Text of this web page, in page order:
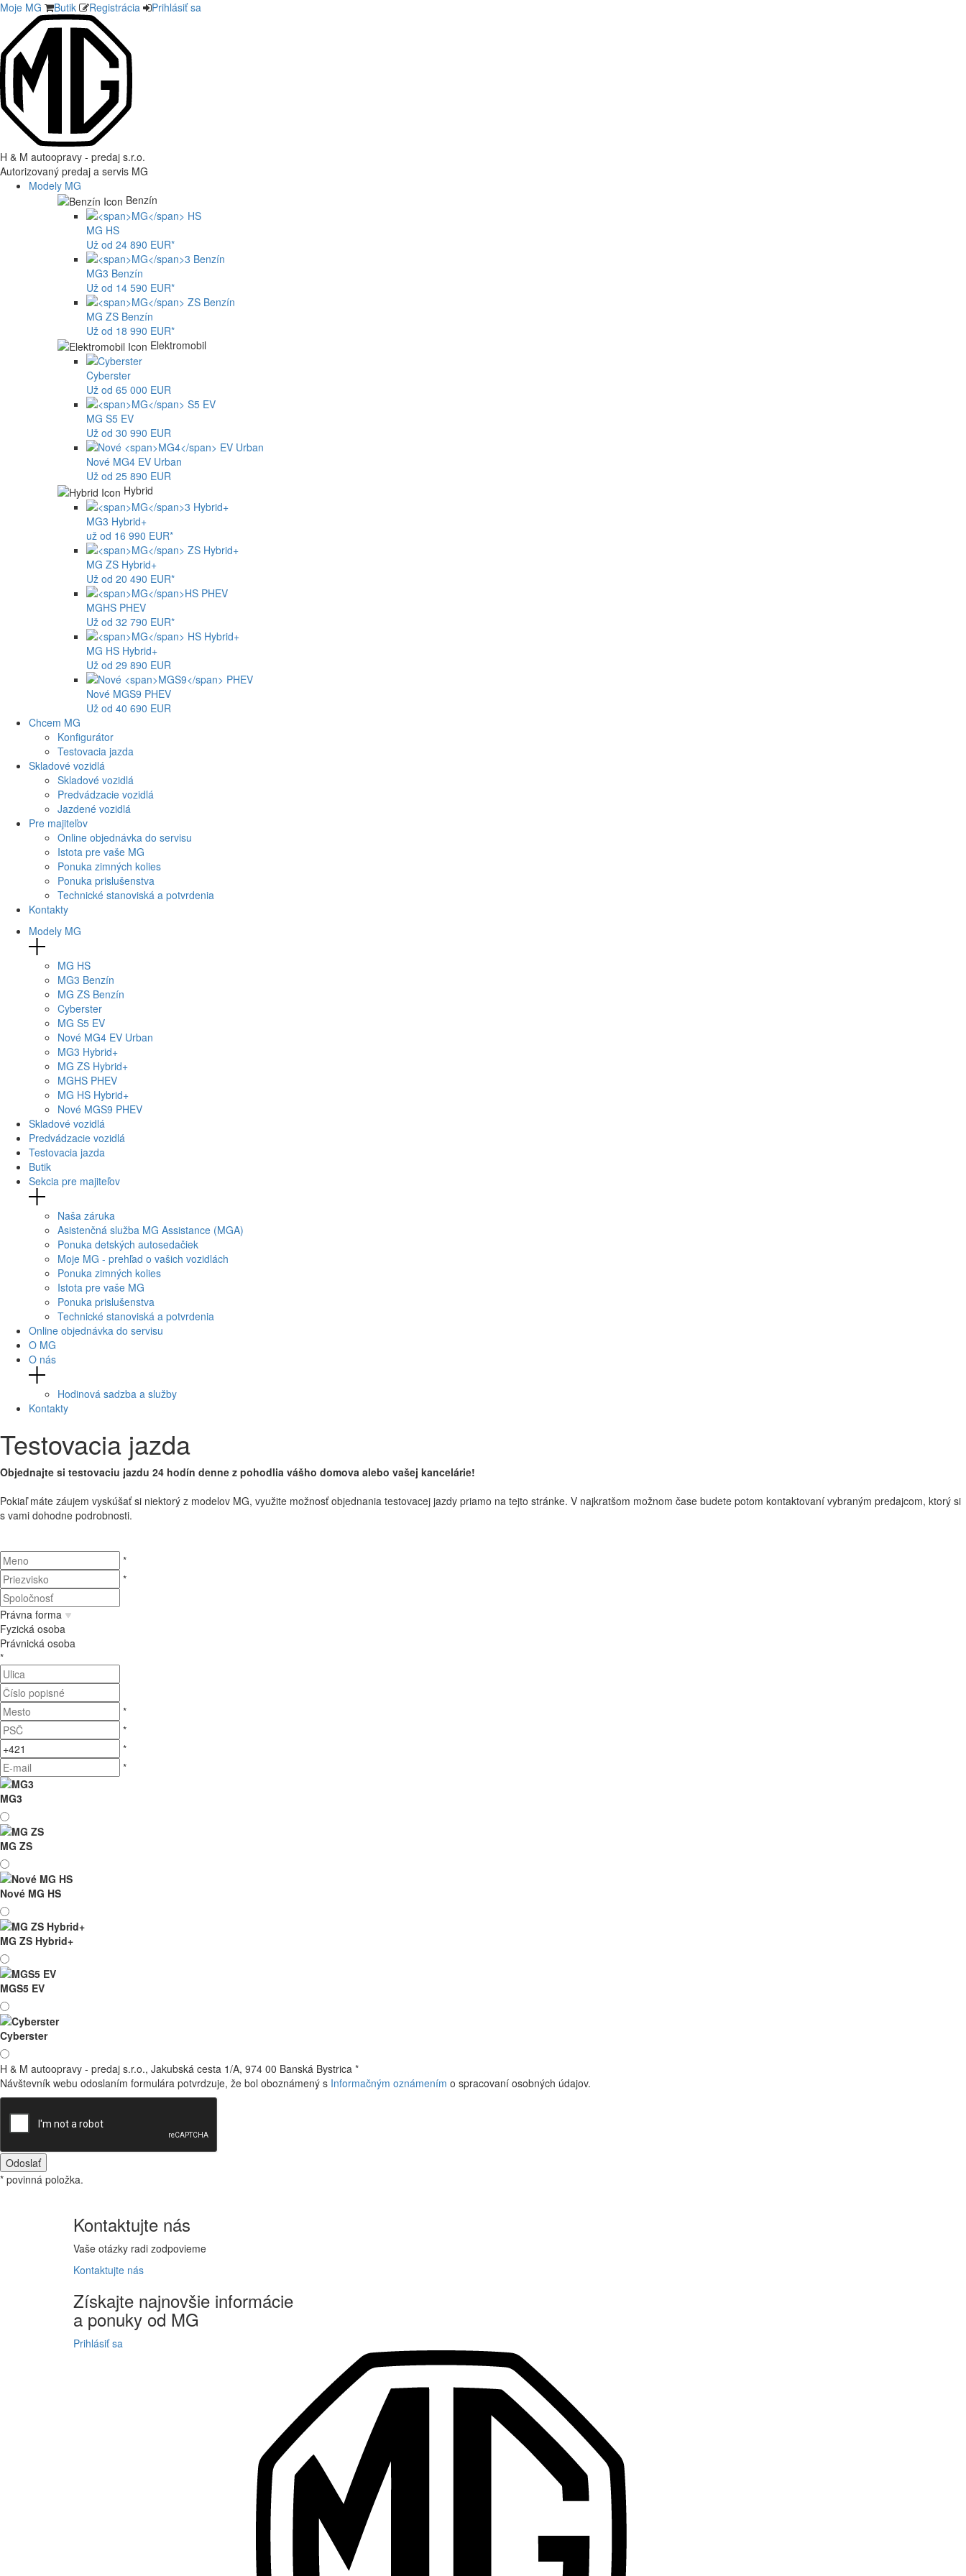
Moje MG Butik Registrácia Prihlásiť sa
H & M autoopravy - predaj s.r.o.
Autorizovaný predaj a servis MG
Modely MG
Benzín
MG HS
Už od 24 890 EUR*
MG3 Benzín
Už od 14 590 EUR*
MG ZS Benzín
Už od 18 990 EUR*
Elektromobil
Cyberster
Už od 65 000 EUR
MG S5 EV
Už od 30 990 EUR
Nové MG4 EV Urban
Už od 25 890 EUR
Hybrid
MG3 Hybrid+
už od 16 990 EUR*
MG ZS Hybrid+
Už od 20 490 EUR*
MGHS PHEV
Už od 32 790 EUR*
MG HS Hybrid+
Už od 29 890 EUR
Nové MGS9 PHEV
Už od 40 690 EUR
Chcem MG
Konfigurátor
Testovacia jazda
Skladové vozidlá
Skladové vozidlá
Predvádzacie vozidlá
Jazdené vozidlá
Pre majiteľov
Online objednávka do servisu
Istota pre vaše MG
Ponuka zimných kolies
Ponuka prislušenstva
Technické stanoviská a potvrdenia
Kontakty
Modely MG
MG HS
MG3 Benzín
MG ZS Benzín
Cyberster
MG S5 EV
Nové MG4 EV Urban
MG3 Hybrid+
MG ZS Hybrid+
MGHS PHEV
MG HS Hybrid+
Nové MGS9 PHEV
Skladové vozidlá
Predvádzacie vozidlá
Testovacia jazda
Butik
Sekcia pre majiteľov
Naša záruka
Asistenčná služba MG Assistance (MGA)
Ponuka detských autosedačiek
Moje MG - prehľad o vašich vozidlách
Ponuka zimných kolies
Istota pre vaše MG
Ponuka prislušenstva
Technické stanoviská a potvrdenia
Online objednávka do servisu
O MG
O nás
Hodinová sadzba a služby
Kontakty
Testovacia jazda
Objednajte si testovaciu jazdu 24 hodín denne z pohodlia vášho domova alebo vašej kancelárie!
Pokiaľ máte záujem vyskúšať si niektorý z modelov MG, využite možnosť objednania testovacej jazdy priamo na tejto stránke. V najkratšom možnom čase budete potom kontaktovaní vybraným predajcom, ktorý si
s vami dohodne podrobnosti.
*
*
Právna forma
Fyzická osoba
Právnická osoba
*
*
*
*
*
MG3
MG ZS
Nové MG HS
MG ZS Hybrid+
MGS5 EV
Cyberster
H & M autoopravy - predaj s.r.o., Jakubská cesta 1/A, 974 00 Banská Bystrica *
Návštevník webu odoslaním formulára potvrdzuje, že bol oboznámený s Informačným oznámením o spracovaní osobných údajov.
Odoslať
* povinná položka.
Kontaktujte nás
Vaše otázky radi zodpovieme
Kontaktujte nás
Získajte najnovšie informácie
a ponuky od MG
Prihlásiť sa